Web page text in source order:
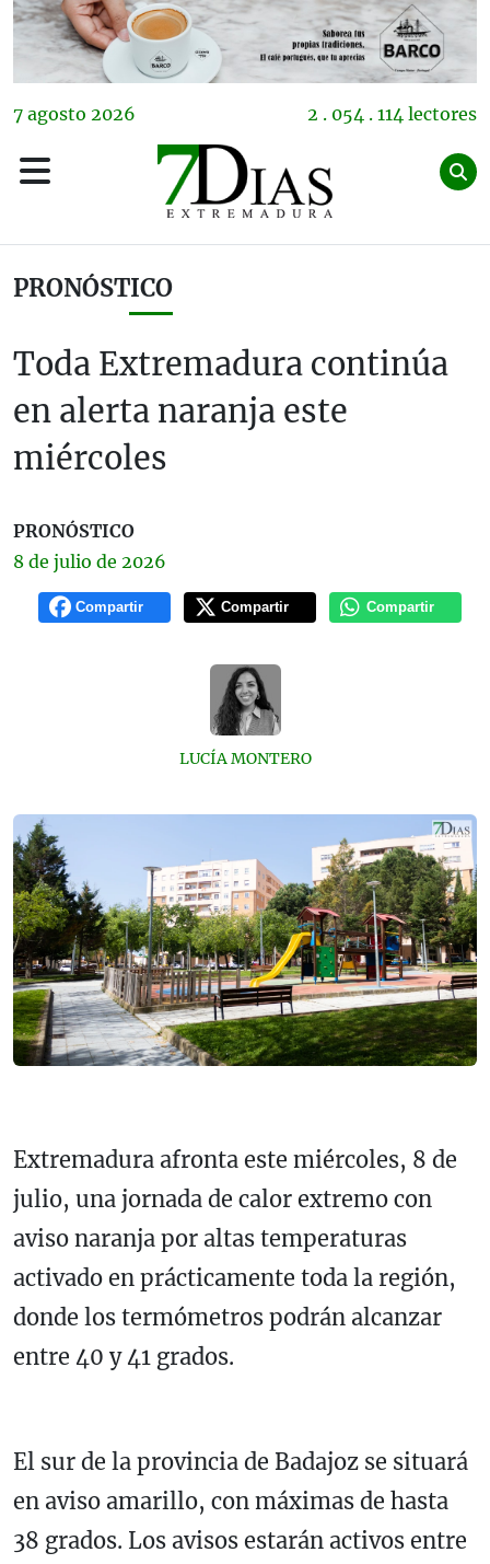
7 agosto 2026 2 . 054 . 114 lectores
PRONÓSTICO
Toda Extremadura continúa
en alerta naranja este
miércoles
PRONÓSTICO
8 de julio de 2026
Compartir Compartir Compartir
LUCÍA MONTERO
Extremadura afronta este miércoles, 8 de
julio, una jornada de calor extremo con
aviso naranja por altas temperaturas
activado en prácticamente toda la región,
donde los termómetros podrán alcanzar
entre 40 y 41 grados.
El sur de la provincia de Badajoz se situará
en aviso amarillo, con máximas de hasta
38 grados. Los avisos estarán activos entre